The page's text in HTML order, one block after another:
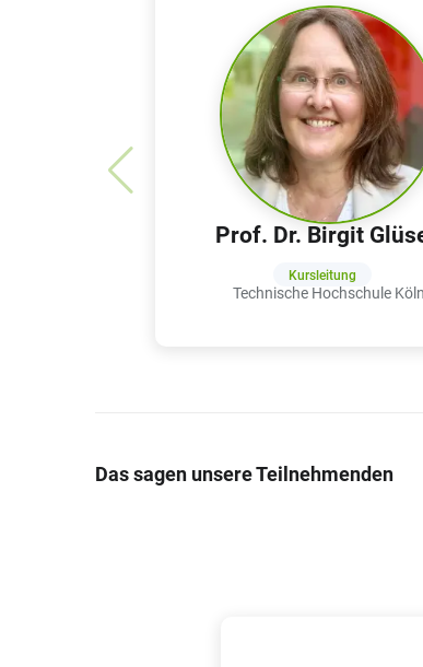
Prof. Dr. Birgit
Kursleitung
Technische Hochschule Köln
Das sagen unsere Teilnehmenden